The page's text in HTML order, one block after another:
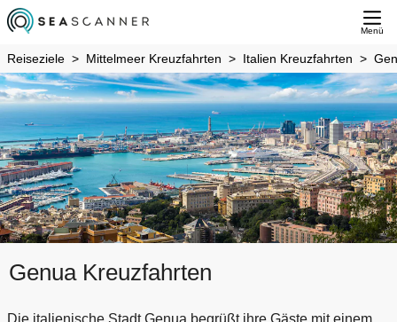
Menü
Reiseziele Mittelmeer Kreuzfahrten Italien Kreuzfahrten
Genua Kreuzfahrten
Die italienische Stadt Genua begrüßt ihre Gäste mit einem